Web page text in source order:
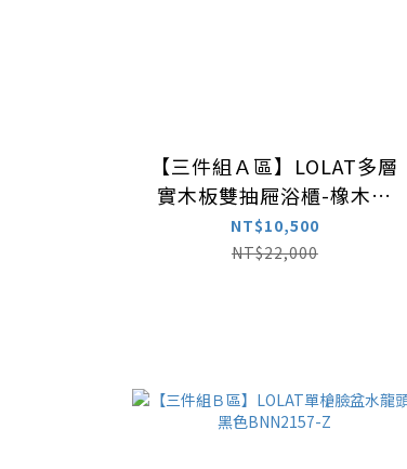
【三件組Ａ區】LOLAT多層
實木板雙抽屜浴櫃-橡木色
WC206CW010
NT$10,500
NT$22,000